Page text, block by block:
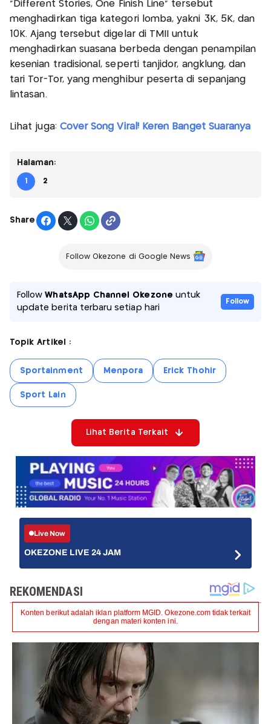
"Different Stories, One Finish Line" tersebut
menghadirkan tiga kategori lomba, yakni 3K, 5K, dan
10K. Ajang tersebut digelar di TMII untuk
menghadirkan suasana berbeda dengan penampilan
kesenian tradisional, seperti tanjidor, angklung, dan
tari Tor-Tor, yang menghibur peserta di sepanjang
lintasan.
Lihat juga: Cover Song Viral! Keren Banget Suaranya
Halaman:
1 2
Share
Follow Okezone di Google News
FollowWhatsApp Channel Okezone untuk
update berita terbaru setiap hari
Follow
Topik Artikel :
Sportainment Menpora Erick Thohir
Sport Lain
Lihat Berita Terkait
Live Now
OKEZONE LIVE 24 JAM